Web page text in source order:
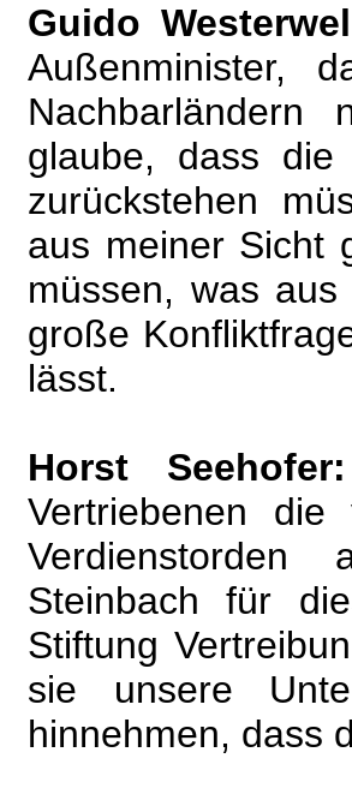
Guido
Außenminister,
glaube, dass die
zurückstehen
aus meiner Sicht
müssen, was
große
lässt.
Horst Seehofer:
Vertriebenen
Verdienstorden
Steinbach für
Stiftung
sie unsere
hinnehmen, dass